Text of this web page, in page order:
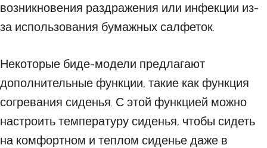
возникновения раздражения или инфекции из-
за использования бумажных салфеток.
Некоторые биде-модели предлагают
дополнительные функции, такие как функция
согревания сиденья. С этой функцией можно
настроить температуру сиденья, чтобы сидеть
на комфортном и теплом сиденье даже в